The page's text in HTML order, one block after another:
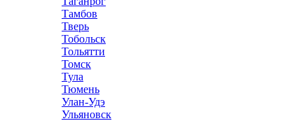
Тамбов
Тверь
Тобольск
Тольятти
Томск
Тула
Тюмень
Улан-Удэ
Ульяновск